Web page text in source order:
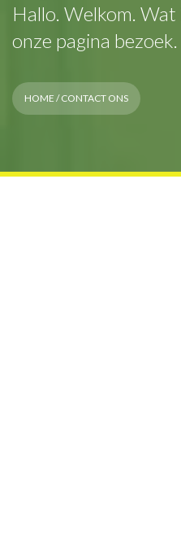
Hallo. Welkom.
onze pagina bezoek.
HOME / CONTACT ONS